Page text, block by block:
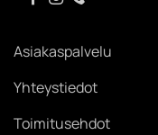
Asiakaspalvelu
Yhteystiedot
Toimitusehdot